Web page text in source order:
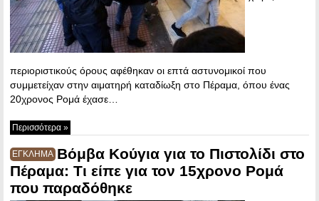
περιοριστικούς όρους αφέθηκαν οι επτά αστυνομικοί που
συμμετείχαν στην αιματηρή καταδίωξη στο Πέραμα, όπου ένας
20χρονος Ρομά έχασε…
Περισσότερα »
ΕΓΚΛΗΜΑ Βόμβα Κούγια για το Πιστολίδι στο
Πέραμα: Τι είπε για τον 15χρονο Ρομά
που παραδόθηκε